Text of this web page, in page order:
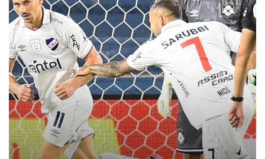
2-
0
Wanderers
y
volvió
a
la
victoria
en
el
GPC